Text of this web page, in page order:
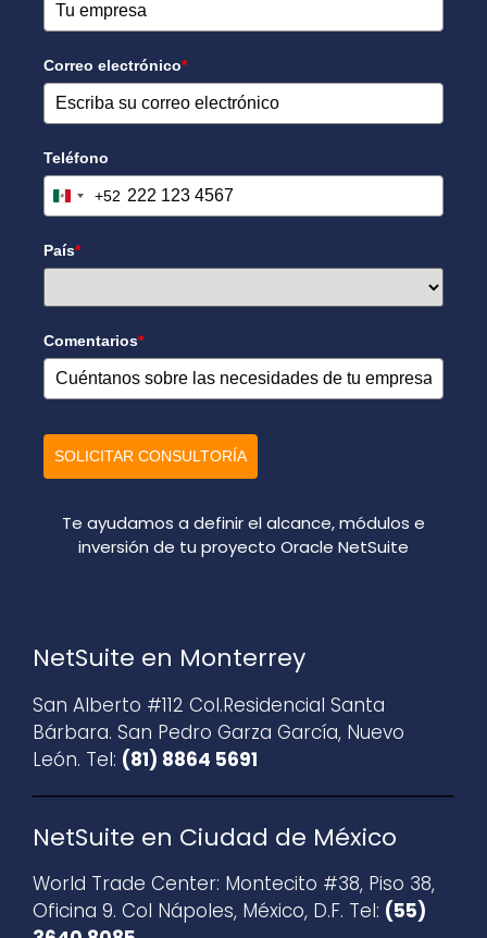
Correo electrónico*
Teléfono
Mexico +52
+52
País*
Comentarios*
SOLICITAR CONSULTORÍA
Te ayudamos a definir el alcance, módulos e
inversión de tu proyecto Oracle NetSuite
NetSuite en Monterrey
San Alberto #112 Col.Residencial Santa
Bárbara. San Pedro Garza García, Nuevo
León. Tel: (81) 8864 5691
NetSuite en Ciudad de México
World Trade Center: Montecito #38, Piso 38,
Oficina 9. Col Nápoles, México, D.F. Tel: (55)